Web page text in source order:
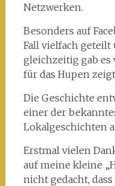
Netzwerken.
Besonders auf
Fall vielfach
gleichzeitig gab es
für das Hupen
Die Geschichte
einer der
Lokalgeschichten
Erstmal vielen
auf meine kleine
nicht gedacht,